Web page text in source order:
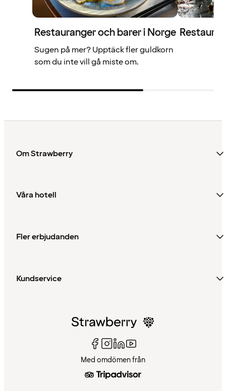
Restauranger och barer i Norge
Sugen på mer? Upptäck fler guldkorn
som du inte vill gå miste om.
Om Strawberry
Våra hotell
Fler erbjudanden
Kundservice
Med omdömen från